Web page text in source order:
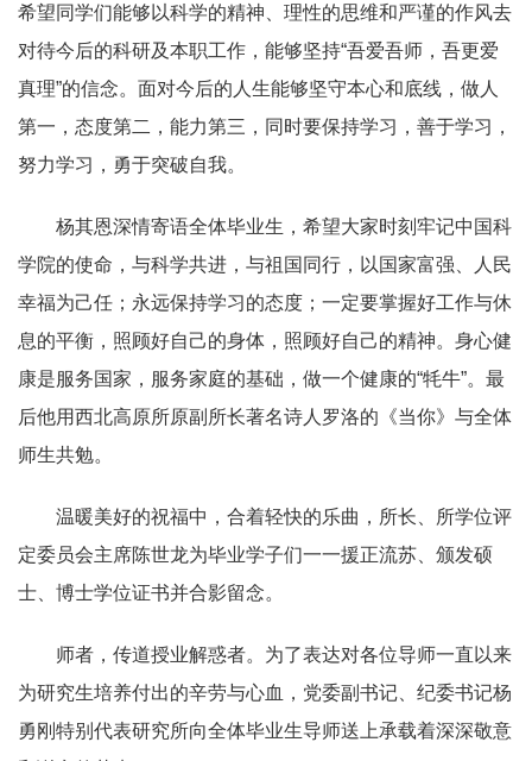
希望同学们能够以科学的精神、理性的思维和严谨的作风去
对待今后的科研及本职工作，能够坚持“吾爱吾师，吾更爱
真理”的信念。面对今后的人生能够坚守本心和底线，做人
第一，态度第二，能力第三，同时要保持学习，善于学习，
努力学习，勇于突破自我。
杨其恩深情寄语全体毕业生，希望大家时刻牢记中国科
学院的使命，与科学共进，与祖国同行，以国家富强、人民
幸福为己任；永远保持学习的态度；一定要掌握好工作与休
息的平衡，照顾好自己的身体，照顾好自己的精神。身心健
康是服务国家，服务家庭的基础，做一个健康的“牦牛”。最
后他用西北高原所原副所长著名诗人罗洛的《当你》与全体
师生共勉。
温暖美好的祝福中，合着轻快的乐曲，所长、所学位评
定委员会主席陈世龙为毕业学子们一一援正流苏、颁发硕
士、博士学位证书并合影留念。
师者，传道授业解惑者。为了表达对各位导师一直以来
为研究生培养付出的辛劳与心血，党委副书记、纪委书记杨
勇刚特别代表研究所向全体毕业生导师送上承载着深深敬意